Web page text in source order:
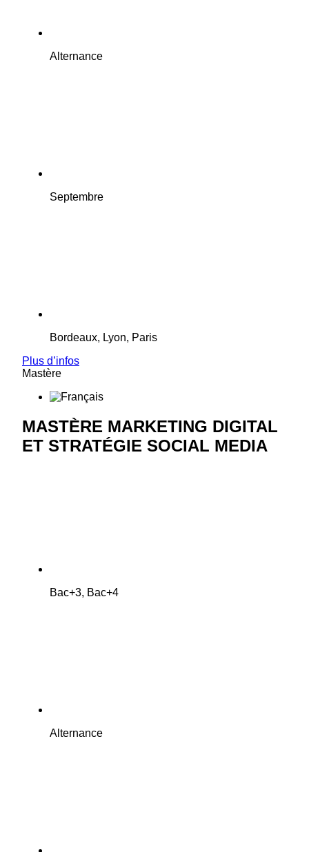
Alternance
Septembre
Bordeaux, Lyon, Paris
Plus d’infos
Mastère
MASTÈRE MARKETING DIGITAL
ET STRATÉGIE SOCIAL MEDIA
Bac+3, Bac+4
Alternance